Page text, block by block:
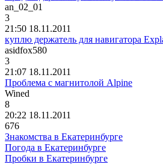
an_02_01
3
21:50 18.11.2011
куплю держатель для навигатора
asidfox580
3
21:07 18.11.2011
Проблема с магнитолой Alpine
Wined
8
20:22 18.11.2011
676
Знакомства в Екатеринбурге
Погода в Екатеринбурге
Пробки в Екатеринбурге